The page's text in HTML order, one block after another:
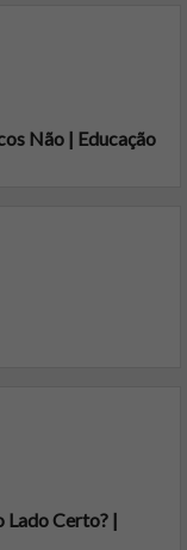
Não | Educação
Lado Certo? |